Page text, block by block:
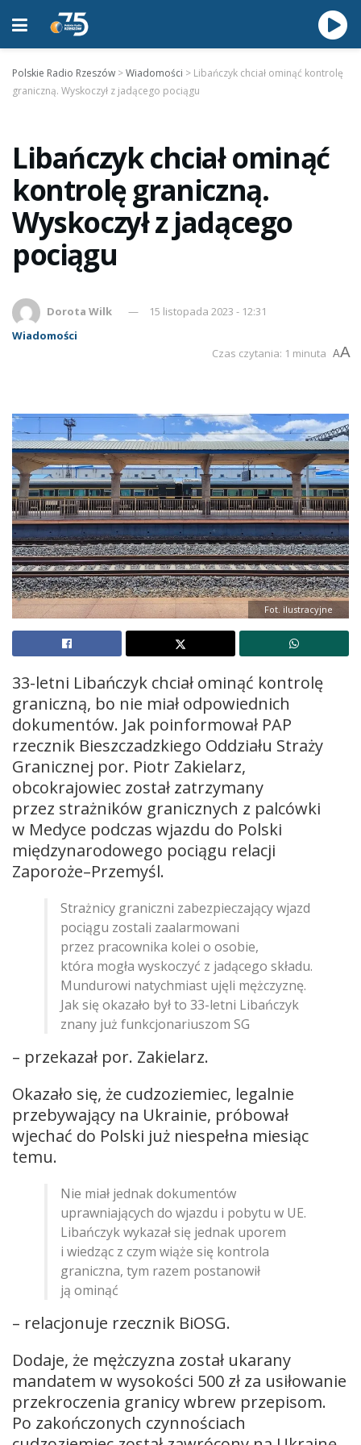
Polskie Radio Rzeszów >Wiadomości > Libańczyk chciał ominąć kontrolę
graniczną. Wyskoczył z jadącego pociągu
Libańczyk chciał ominąć
kontrolę graniczną.
Wyskoczył z jadącego
pociągu
Dorota Wilk
15 listopada 2023 - 12:31
Wiadomości
Czas czytania: 1 minuta AA
Fot. ilustracyjne
33-letni Libańczyk chciał ominąć kontrolę
graniczną, bo nie miał odpowiednich
dokumentów. Jak poinformował PAP
rzecznik Bieszczadzkiego Oddziału Straży
Granicznej por. Piotr Zakielarz,
obcokrajowiec został zatrzymany
przez strażników granicznych z palcówki
w Medyce podczas wjazdu do Polski
międzynarodowego pociągu relacji
Zaporoże–Przemyśl.
Strażnicy graniczni zabezpieczający wjazd
pociągu zostali zaalarmowani
przez pracownika kolei o osobie,
która mogła wyskoczyć z jadącego składu.
Mundurowi natychmiast ujęli mężczyznę.
Jak się okazało był to 33-letni Libańczyk
znany już funkcjonariuszom SG
– przekazał por. Zakielarz.
Okazało się, że cudzoziemiec, legalnie
przebywający na Ukrainie, próbował
wjechać do Polski już niespełna miesiąc
temu.
Nie miał jednak dokumentów
uprawniających do wjazdu i pobytu w UE.
Libańczyk wykazał się jednak uporem
i wiedząc z czym wiąże się kontrola
graniczna, tym razem postanowił
ją ominąć
– relacjonuje rzecznik BiOSG.
Dodaje, że mężczyzna został ukarany
mandatem w wysokości 500 zł za usiłowanie
przekroczenia granicy wbrew przepisom.
Po zakończonych czynnościach